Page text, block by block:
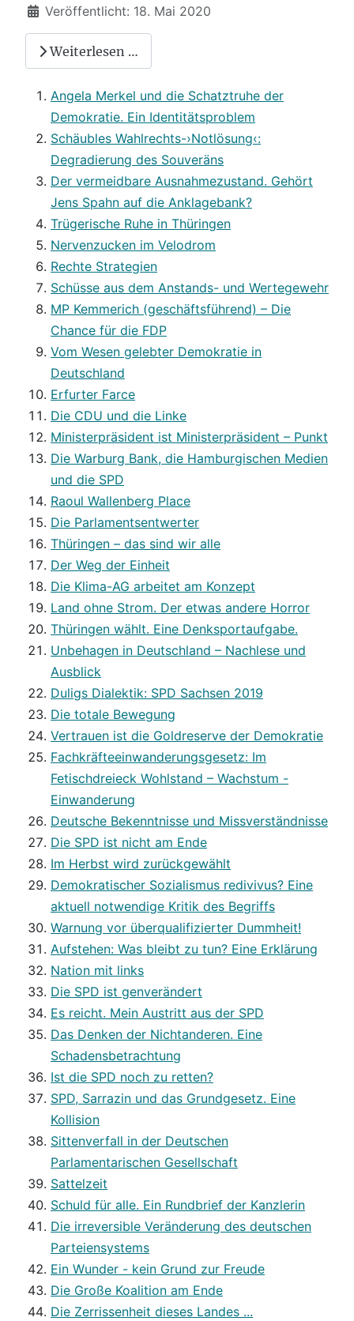
Veröffentlicht: 18. Mai 2020
Weiterlesen …
Angela Merkel und die Schatztruhe der
Demokratie. Ein Identitätsproblem
Schäubles Wahlrechts-›Notlösung‹:
Degradierung des Souveräns
Der vermeidbare Ausnahmezustand. Gehört
Jens Spahn auf die Anklagebank?
Trügerische Ruhe in Thüringen
Nervenzucken im Velodrom
Rechte Strategien
Schüsse aus dem Anstands- und Wertegewehr
MP Kemmerich (geschäftsführend) – Die
Chance für die FDP
Vom Wesen gelebter Demokratie in
Deutschland
Erfurter Farce
Die CDU und die Linke
Ministerpräsident ist Ministerpräsident – Punkt
Die Warburg Bank, die Hamburgischen Medien
und die SPD
Raoul Wallenberg Place
Die Parlamentsentwerter
Thüringen – das sind wir alle
Der Weg der Einheit
Die Klima-AG arbeitet am Konzept
Land ohne Strom. Der etwas andere Horror
Thüringen wählt. Eine Denksportaufgabe.
Unbehagen in Deutschland – Nachlese und
Ausblick
Duligs Dialektik: SPD Sachsen 2019
Die totale Bewegung
Vertrauen ist die Goldreserve der Demokratie
Fachkräfteeinwanderungsgesetz: Im
Fetischdreieck Wohlstand – Wachstum -
Einwanderung
Deutsche Bekenntnisse und Missverständnisse
Die SPD ist nicht am Ende
Im Herbst wird zurückgewählt
Demokratischer Sozialismus redivivus? Eine
aktuell notwendige Kritik des Begriffs
Warnung vor überqualifizierter Dummheit!
Aufstehen: Was bleibt zu tun? Eine Erklärung
Nation mit links
Die SPD ist genverändert
Es reicht. Mein Austritt aus der SPD
Das Denken der Nichtanderen. Eine
Schadensbetrachtung
Ist die SPD noch zu retten?
SPD, Sarrazin und das Grundgesetz. Eine
Kollision
Sittenverfall in der Deutschen
Parlamentarischen Gesellschaft
Sattelzeit
Schuld für alle. Ein Rundbrief der Kanzlerin
Die irreversible Veränderung des deutschen
Parteiensystems
Ein Wunder - kein Grund zur Freude
Die Große Koalition am Ende
Die Zerrissenheit dieses Landes ...